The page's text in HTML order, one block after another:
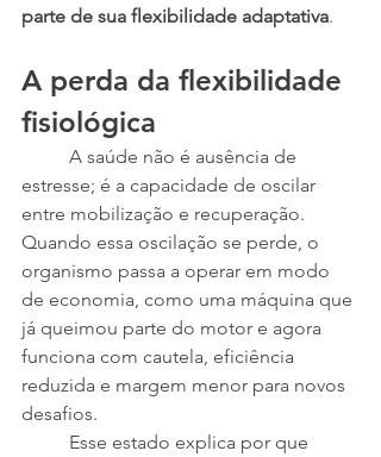
parte de sua flexibilidade adaptativa.
A perda da flexibilidade
fisiológica
estresse; é a capacidade de oscilar
entre mobilização e recuperação.
Quando essa oscilação se perde, o
organismo passa a operar em modo
de economia, como uma máquina que
já queimou parte do motor e agora
funciona com cautela, eficiência
reduzida e margem menor para novos
desafios.